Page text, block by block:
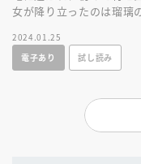
女が降り立ったのは瑠璃
柏葉幸子がおくる、本格
ァンタジー！
2024.01.25
電子あり
試し読み